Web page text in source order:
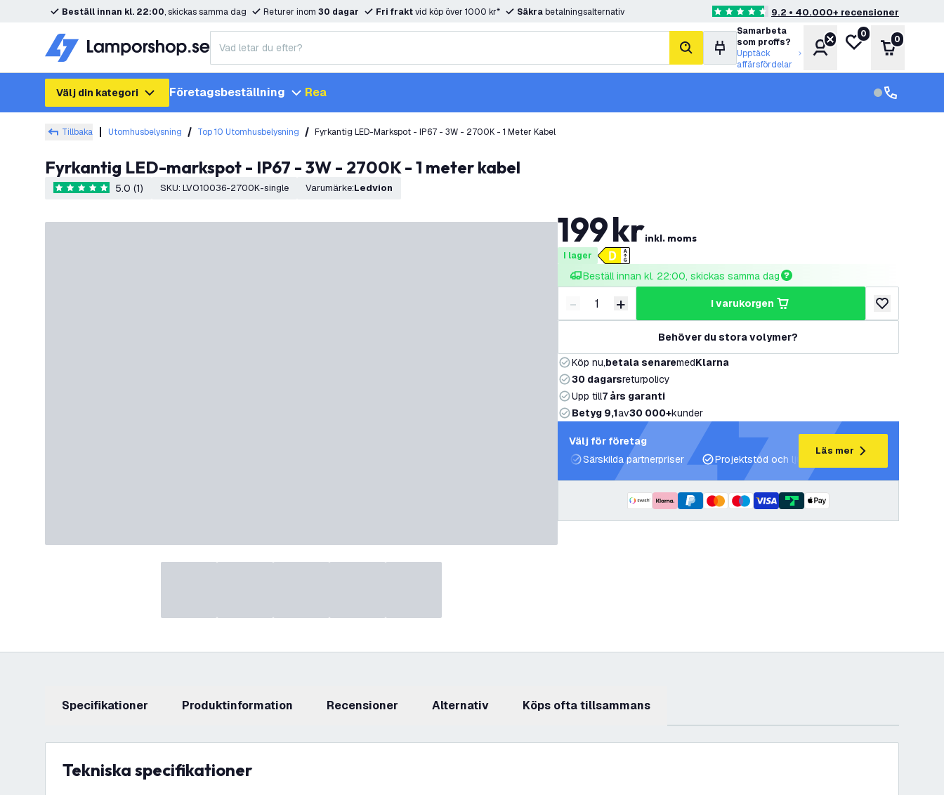
Beställ innan kl. 22:00, skickas samma dag Returer inom 30 dagar Fri fraktvid köp över 1000 kr* Säkrabetalningsalternativ 4.6 stjärnbetyg9.2 • 40.000+ recensioner
sök
Samarbeta
som proffs?
Upptäck
affärsfördelar
KontoMin önskelista
0
Varukorg
0
Välj din kategori Företagsbeställning Rea kundservice
kundservice
Tillbaka Utomhusbelysning Top 10 Utomhusbelysning Fyrkantig LED-Markspot - IP67 - 3W - 2700K - 1 Meter Kabel
Fyrkantig LED-markspot - IP67 - 3W - 2700K - 1 meter kabel
5 stjärnbetyg 5.0 (1) SKU: LVO10036-2700K-single Varumärke: Ledvion
199krinkl. moms
I lager
Beställ innan kl. 22:00, skickas samma dag
Minska antal
- Öka antal
+ i varukorgen
lägg till i
Behöver du stora volymer?
Köp nu,betala senaremedKlarna
30 dagarsreturpolicy
Upp till7 års garanti
Betyg 9,1av30 000+kunder
Välj för företag
Särskilda partnerpriser
Projektstöd och ljusplaner
Läs mer
Specifikationer produktinformation recensioner Alternativ Köps ofta tillsammans
Tekniska specifikationer